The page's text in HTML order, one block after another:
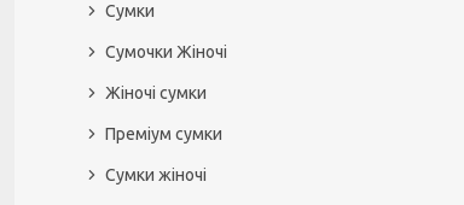
Сумки
Сумочки Жіночі
Жіночі сумки
Преміум сумки
Сумки жіночі